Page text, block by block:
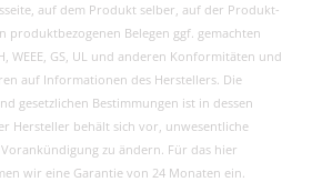
auf dem Produkt selber, auf der Produkt-
produktbezogenen Belegen ggf. gemachten
WEEE, GS, UL und anderen Konformitäten und
auf Informationen des Herstellers. Die
gesetzlichen Bestimmungen ist in dessen
Hersteller behält sich vor, unwesentliche
zu ändern. Für das hier
wir eine Garantie von 24 Monaten ein.